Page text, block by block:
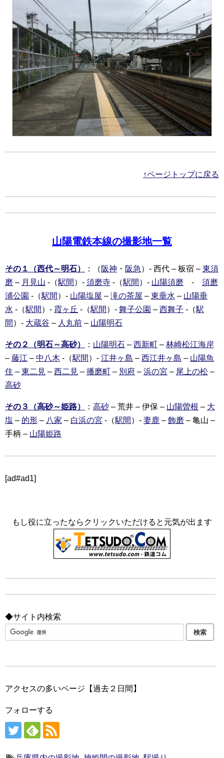
↑ページトップに戻る
山陽電鉄本線の撮影地一覧
その１（西代～明石） ：（ 阪神 ・ 阪急 ）- 西代 – 板宿 – 東須
磨 – 月見山 -（駅間 ）- 須磨寺 -（駅間 ）- 山陽須磨 - 須磨
浦公園 -（駅間 ）- 山陽塩屋 – 滝の茶屋 – 東垂水 – 山陽垂
水 -（駅間 ）- 霞ヶ丘 -（駅間 ）- 舞子公園 – 西舞子 -（駅
間 ）- 大蔵谷 – 人丸前 – 山陽明石
その２（明石～高砂） ： 山陽明石 – 西新町 – 林崎松江海岸
– 藤江 – 中八木 -（駅間 ）- 江井ヶ島 – 西江井ヶ島 – 山陽魚
住 – 東二見 – 西二見 – 播磨町 – 別府 – 浜の宮 – 尾上の松 –
高砂
その３（高砂～姫路） ： 高砂 – 荒井 – 伊保 – 山陽曽根 – 大
塩 – 的形 – 八家 – 白浜の宮 -（駅間 ）- 妻鹿 – 飾磨 – 亀山 –
手柄 – 山陽姫路
[ad#ad1]
もし役に立ったならクリックいただけると元気が出ます
◆サイト内検索
アクセスの多いページ【過去２日間】
フォローする